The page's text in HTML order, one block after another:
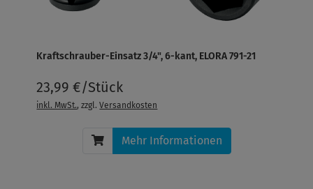
Kraftschrauber-Einsatz 3/4", 6-kant, ELORA 791-21
23,99 €/Stück
inkl. MwSt., zzgl.Versandkosten
Mehr Informationen